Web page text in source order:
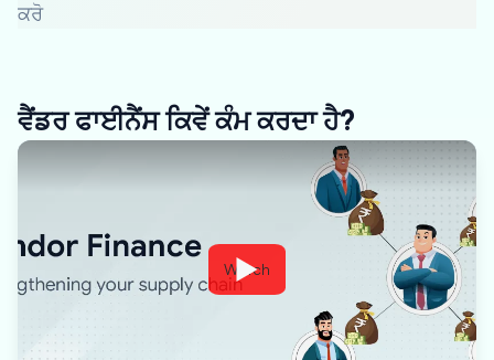
ਕਰੋ
ਵੈਂਡਰ ਫਾਈਨੈਂਸ ਕਿਵੇਂ ਕੰਮ ਕਰਦਾ ਹੈ?
Watch